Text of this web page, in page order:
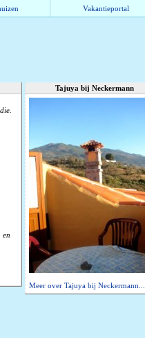
Vakantieportal
en
Tajuya bij Neckermann
Meer over Tajuya bij Neckermann...